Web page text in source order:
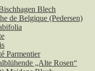
Blech
de Belgique (Pedersen)
Parmentier
„Alte Rosen“